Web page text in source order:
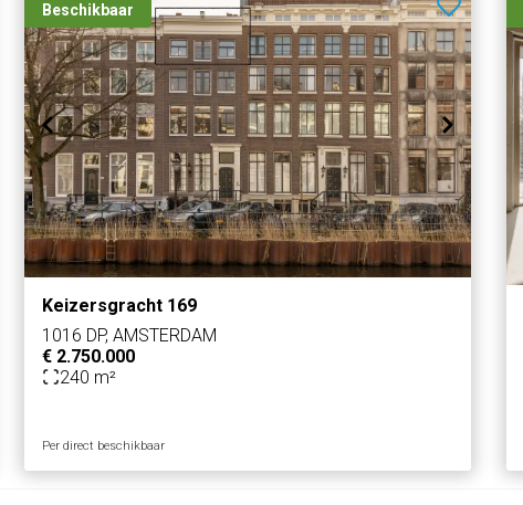
Roemer" (nummer 8) en "De Twee Kuijpers"
Beschikbaar
Keizersgracht 169
1016 DP, AMSTERDAM
€ 2.750.000
240 m²
Per direct beschikbaar